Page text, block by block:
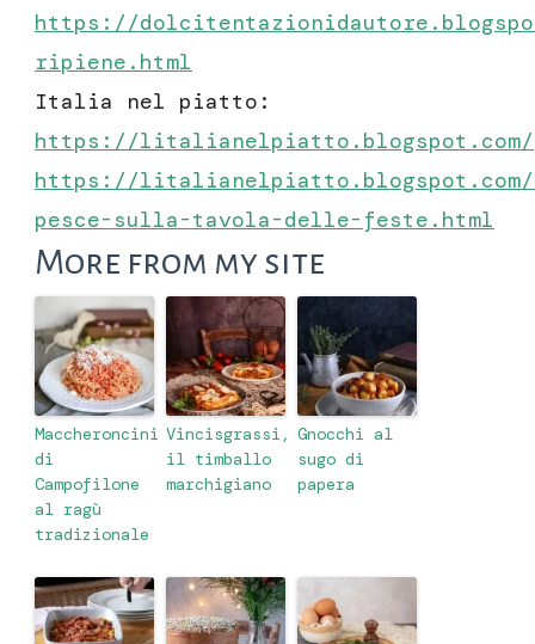
https://
ripiene.html
Italia nel piatto:
https://litalianelpiatto.blogspot.com/
https://
pesce-sulla-tavola-delle-feste.html
More from my site
Maccheroncini
di
Campofilone
al ragù
tradizionale
Vincisgrassi,
il timballo
marchigiano
Gnocchi al
sugo di
papera